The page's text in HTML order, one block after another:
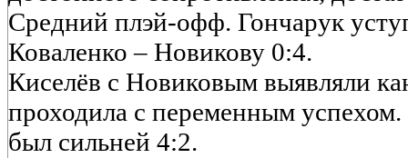
Средний плэй-офф. Гончарук
Коваленко – Новикову 0:4.
Киселёв с Новиковым выявляли
проходила с переменным
был сильней 4:2.